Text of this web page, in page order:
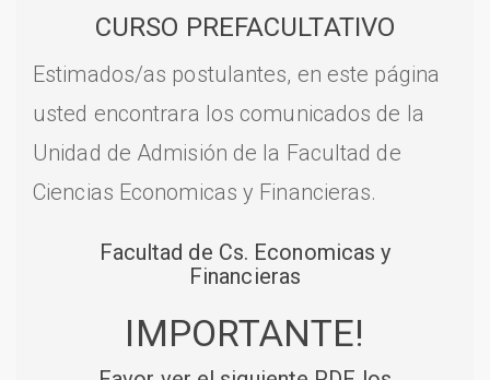
CURSO PREFACULTATIVO
Estimados/as postulantes, en este página
usted encontrara los comunicados de la
Unidad de Admisión de la Facultad de
Ciencias Economicas y Financieras.
Facultad de Cs. Economicas y
Financieras
IMPORTANTE!